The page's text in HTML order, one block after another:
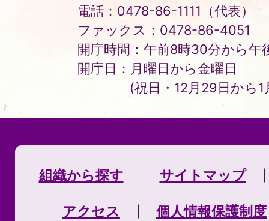
電話：0478-86-1111（代表）
ファックス：0478-86-4051
開庁時間：午前8時30分から午
開庁日：月曜日から金曜日
(祝日・12月29日から
組織から探す サイトマップ
アクセス 個人情報保護制度